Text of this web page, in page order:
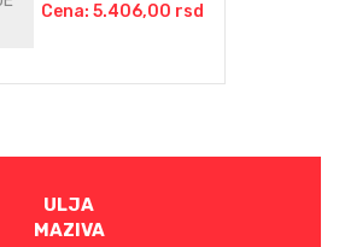
Cena: 5.406,00 rsd
ULJA
MAZIVA